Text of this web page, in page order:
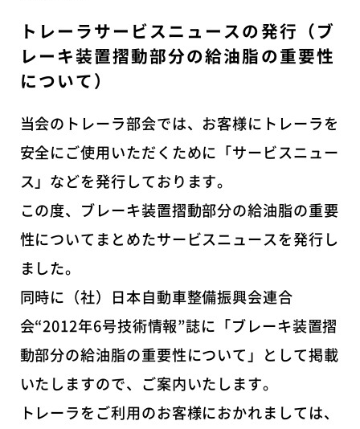
トレーラサービスニュースの発行（ブ
レーキ装置摺動部分の給油脂の重要性
について）
当会のトレーラ部会では、お客様にトレーラを
安全にご使用いただくために「サービスニュー
ス」などを発行しております。
この度、ブレーキ装置摺動部分の給油脂の重要
性についてまとめたサービスニュースを発行し
ました。
同時に（社）日本自動車整備振興会連合
会“2012年6号技術情報”誌に「ブレーキ装置摺
動部分の給油脂の重要性について」として掲載
いたしますので、ご案内いたします。
トレーラをご利用のお客様におかれましては、